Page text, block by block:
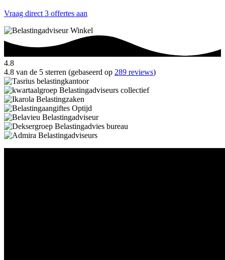
Vraag direct 3 offertes aan
4.8
4.8 van de 5 sterren (gebaseerd op 289 reviews)